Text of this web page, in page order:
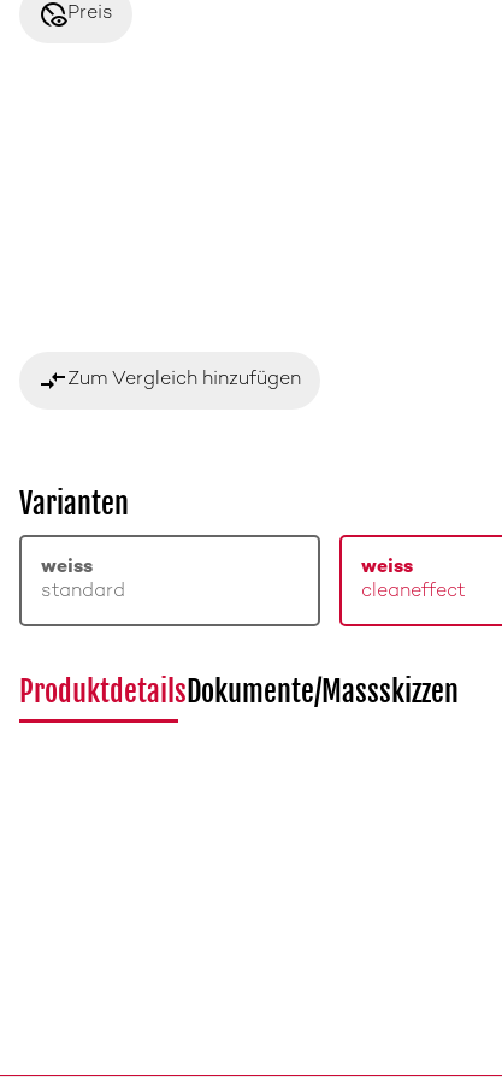
disabled_visiblePreis
compare_arrowsZum Vergleich hinzufügen
Varianten
weiss
standard
weiss
cleaneffect
ProduktdetailsDokumente/Massskizzen